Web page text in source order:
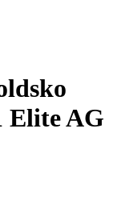
Elite AG